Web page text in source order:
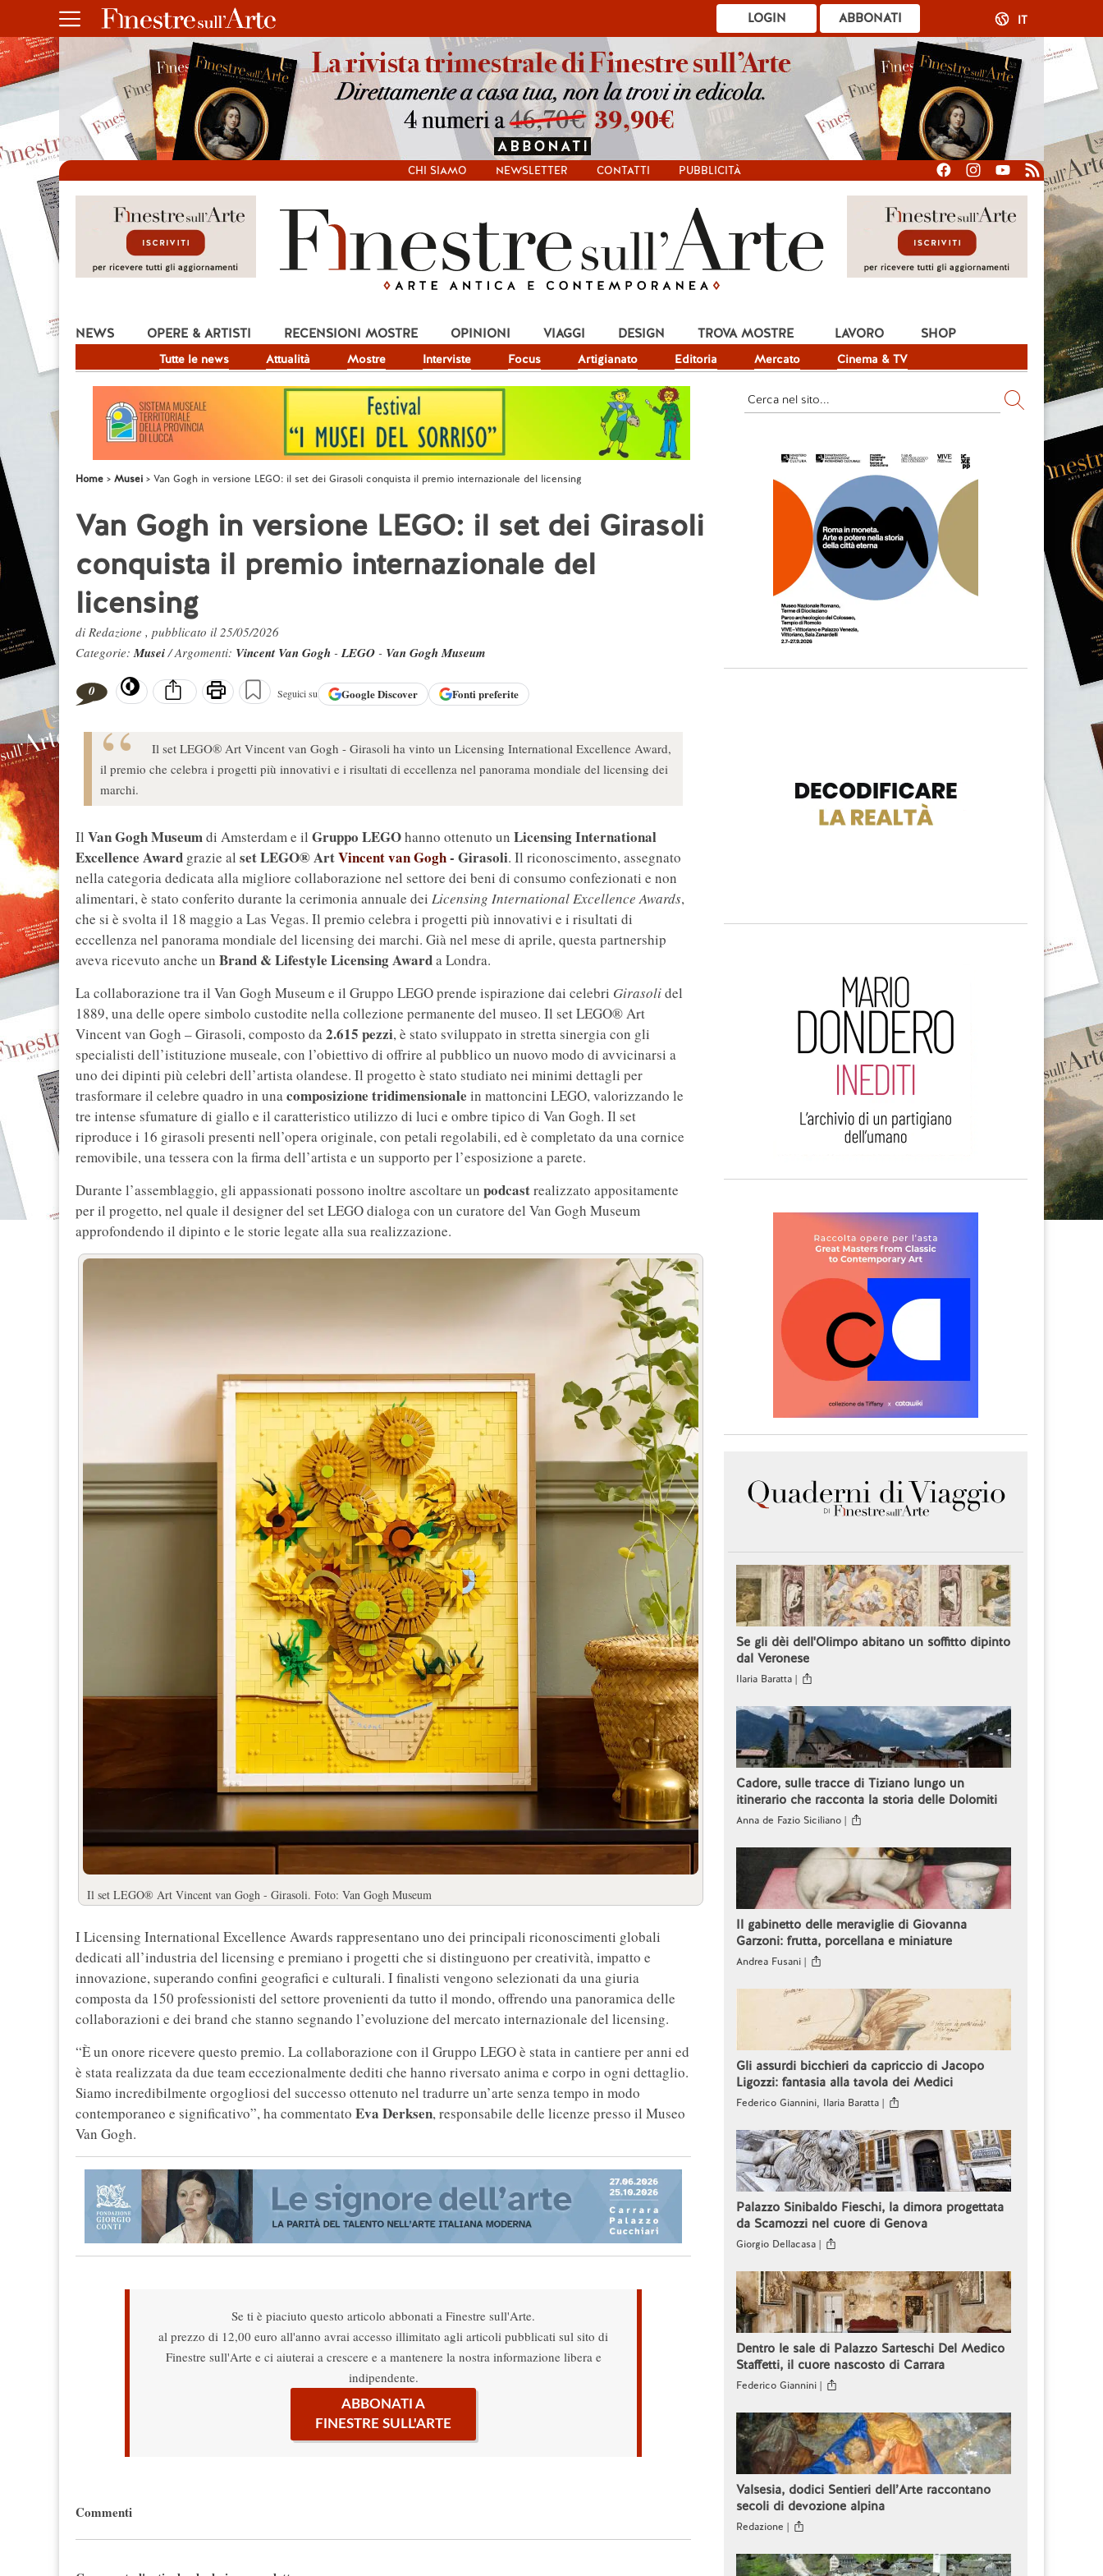
ABBONATI
LOGIN IT
CHI SIAMO NEWSLETTER CONTATTI PUBBLICITÀ
NEWS
Tutte le news Attualità Mostre Interviste Focus Artigianato Editoria Mercato Cinema & TV
OPERE & ARTISTI RECENSIONI MOSTRE OPINIONI VIAGGI DESIGN TROVA MOSTRE LAVORO SHOP
Home Musei Van Gogh in versione LEGO: il set dei Girasoli conquista il premio internazionale del licensing
Van Gogh in versione LEGO: il set dei Girasoli
conquista il premio internazionale del
licensing
di Redazione , pubblicato il 25/05/2026
Categorie:Musei/ Argomenti: Vincent Van Gogh -LEGO - Van Gogh Museum
0 Seguici su GoogleDiscover Fonti preferite
Il set LEGO® Art Vincent van Gogh - Girasoli ha vinto un Licensing International Excellence Award,
il premio che celebra i progetti più innovativi e i risultati di eccellenza nel panorama mondiale del licensing dei
marchi.
Il Van Gogh Museumdi Amsterdam e il Gruppo LEGOhanno ottenuto un Licensing International
Excellence Award grazie al set LEGO® ArtVincent van Gogh- Girasoli. Il riconoscimento, assegnato
nella categoria dedicata alla migliore collaborazione nel settore dei beni di consumo confezionati e non
alimentari, è stato conferito durante la cerimonia annuale dei Licensing International Excellence Awards,
che si è svolta il 18 maggio a Las Vegas. Il premio celebra i progetti più innovativi e i risultati di
eccellenza nel panorama mondiale del licensing dei marchi. Già nel mese di aprile, questa partnership
aveva ricevuto anche un Brand & Lifestyle Licensing Awarda Londra.
La collaborazione tra il Van Gogh Museum e il Gruppo LEGO prende ispirazione dai celebri Girasolidel
1889, una delle opere simbolo custodite nella collezione permanente del museo. Il set LEGO® Art
Vincent van Gogh – Girasoli, composto da2.615 pezzi, è stato sviluppato in stretta sinergia con gli
specialisti dell’istituzione museale, con l’obiettivo di offrire al pubblico un nuovo modo di avvicinarsi a
uno dei dipinti più celebri dell’artista olandese. Il progetto è stato studiato nei minimi dettagli per
trasformare il celebre quadro in unacomposizione tridimensionale in mattoncini LEGO, valorizzando le
tre intense sfumature di giallo e il caratteristico utilizzo di luci e ombre tipico di Van Gogh. Il set
riproduce i 16 girasoli presenti nell’opera originale, con petali regolabili, ed è completato da una cornice
removibile, una tessera con la firma dell’artista e un supporto per l’esposizione a parete.
Durante l’assemblaggio, gli appassionati possono inoltre ascoltare un podcastrealizzato appositamente
per il progetto, nel quale il designer del set LEGO dialoga con un curatore del Van Gogh Museum
approfondendo il dipinto e le storie legate alla sua realizzazione.
Il set LEGO® Art Vincent van Gogh - Girasoli. Foto: Van Gogh Museum
I Licensing International Excellence Awards rappresentano uno dei principali riconoscimenti globali
dedicati all’industria del licensing e premiano i progetti che si distinguono per creatività, impatto e
innovazione, superando confini geografici e culturali. I finalisti vengono selezionati da una giuria
composta da 150 professionisti del settore provenienti da tutto il mondo, offrendo una panoramica delle
collaborazioni e dei brand che stanno segnando l’evoluzione del mercato internazionale del licensing.
“È un onore ricevere questo premio. La collaborazione con il Gruppo LEGO è stata in cantiere per anni ed
è stata realizzata da due team eccezionalmente dediti che hanno riversato anima e corpo in ogni dettaglio.
Siamo incredibilmente orgogliosi del successo ottenuto nel tradurre un’arte senza tempo in modo
contemporaneo e significativo”, ha commentato Eva Derksen, responsabile delle licenze presso il Museo
Van Gogh.
Se ti è piaciuto questo articolo abbonati a Finestre sull'Arte.
al prezzo di 12,00 euro all'anno avrai accesso illimitato agli articoli pubblicati sul sito di
Finestre sull'Arte e ci aiuterai a crescere e a mantenere la nostra informazione libera e
indipendente.
ABBONATI A
FINESTRE SULL'ARTE
Commenti
Se gli dèi dell'Olimpo abitano un soffitto dipinto
dal Veronese
Ilaria Baratta |
Cadore, sulle tracce di Tiziano lungo un
itinerario che racconta la storia delle Dolomiti
Anna de Fazio Siciliano |
Il gabinetto delle meraviglie di Giovanna
Garzoni: frutta, porcellana e miniature
Andrea Fusani |
Gli assurdi bicchieri da capriccio di Jacopo
Ligozzi: fantasia alla tavola dei Medici
Federico Giannini, Ilaria Baratta |
Palazzo Sinibaldo Fieschi, la dimora progettata
da Scamozzi nel cuore di Genova
Giorgio Dellacasa |
Dentro le sale di Palazzo Sarteschi Del Medico
Staffetti, il cuore nascosto di Carrara
Federico Giannini |
Valsesia, dodici Sentieri dell’Arte raccontano
secoli di devozione alpina
Redazione |